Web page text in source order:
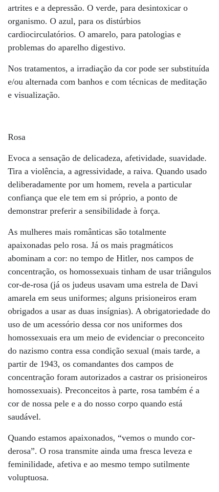
artrites e a depressão. O verde, para desintoxicar o
organismo. O azul, para os distúrbios
cardiocirculatórios. O amarelo, para patologias e
problemas do aparelho digestivo.
Nos tratamentos, a irradiação da cor pode ser substituída
e/ou alternada com banhos e com técnicas de meditação
e visualização.
Rosa
Evoca a sensação de delicadeza, afetividade, suavidade.
Tira a violência, a agressividade, a raiva. Quando usado
deliberadamente por um homem, revela a particular
confiança que ele tem em si próprio, a ponto de
demonstrar preferir a sensibilidade à força.
As mulheres mais românticas são totalmente
apaixonadas pelo rosa. Já os mais pragmáticos
abominam a cor: no tempo de Hitler, nos campos de
concentração, os homossexuais tinham de usar triângulos
cor-de-rosa (já os judeus usavam uma estrela de Davi
amarela em seus uniformes; alguns prisioneiros eram
obrigados a usar as duas insígnias). A obrigatoriedade do
uso de um acessório dessa cor nos uniformes dos
homossexuais era um meio de evidenciar o preconceito
do nazismo contra essa condição sexual (mais tarde, a
partir de 1943, os comandantes dos campos de
concentração foram autorizados a castrar os prisioneiros
homossexuais). Preconceitos à parte, rosa também é a
cor de nossa pele e a do nosso corpo quando está
saudável.
Quando estamos apaixonados, “vemos o mundo cor-
derosa”. O rosa transmite ainda uma fresca leveza e
feminilidade, afetiva e ao mesmo tempo sutilmente
voluptuosa.